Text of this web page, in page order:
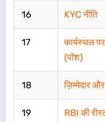
16 KYC नीति
17
कार्यस्थल
(पॉश)
18 ज़िम्मेदार
19
RBI की